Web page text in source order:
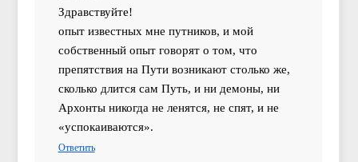
Здравствуйте!
опыт известных мне путников, и мой
собственный опыт говорят о том, что
препятствия на Пути возникают столько же,
сколько длится сам Путь, и ни демоны, ни
Архонты никогда не ленятся, не спят, и не
«успокаиваются».
Ответить